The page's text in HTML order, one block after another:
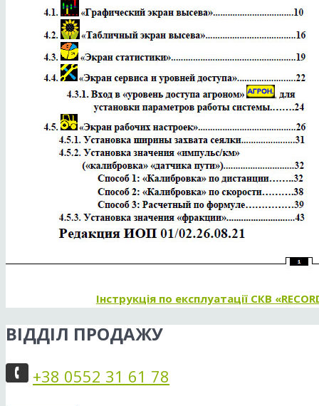
Інструкція по експлуатації СКВ
ВІДДІЛ ПРОДАЖУ
+38 0552 31 61 78